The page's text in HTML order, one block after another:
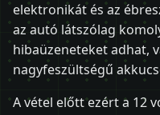
elektronikát és az
az autó látszólag
hibaüzeneteket adhat,
nagyfeszültségű
A vétel előtt ezért a 12